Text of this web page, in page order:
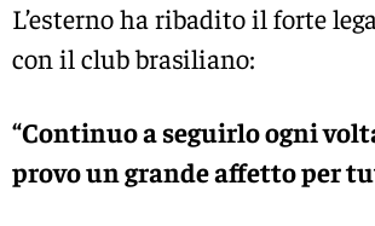
L’esterno ha ribadito il forte
con il club brasiliano:
“Continuo a seguirlo ogni
provo un grande affetto per